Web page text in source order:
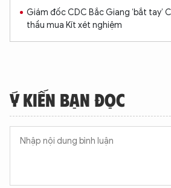
Giám đốc CDC Bắc Giang ‘bắt tay’
thầu mua Kít xét nghiệm
Ý KIẾN BẠN ĐỌC